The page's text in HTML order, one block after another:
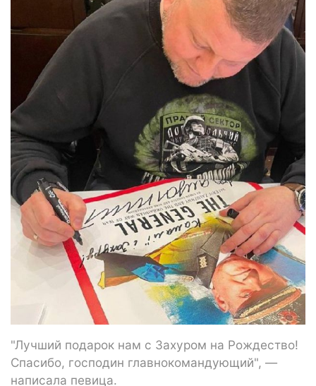
"Лучший подарок нам с Захуром на Рождество!
Спасибо, господин главнокомандующий", —
написала певица.